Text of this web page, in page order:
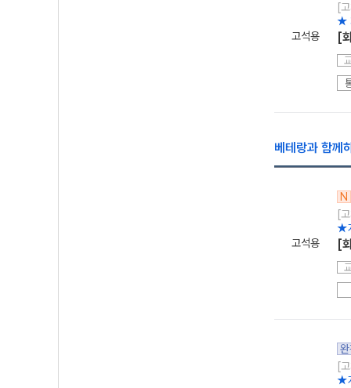
고석용
[
★
[
베테랑과 함께
고석용
N
[
★
[
[
★